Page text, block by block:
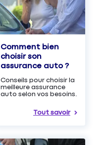
Comment bien
choisir son
assurance auto ?
Conseils pour choisir la
meilleure assurance
auto selon vos besoins.
Tout savoir